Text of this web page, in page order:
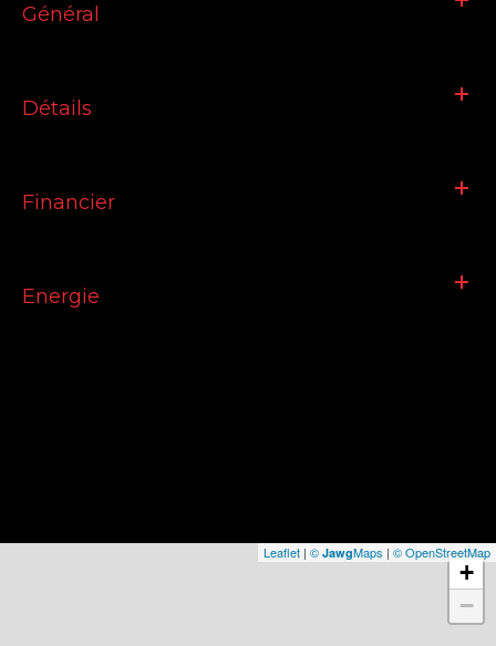
Général
Détails
Financier
Energie
+
−
Leaflet | © JawgMaps | © OpenStreetMap